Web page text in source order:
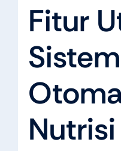
Fitur
Nutrisi